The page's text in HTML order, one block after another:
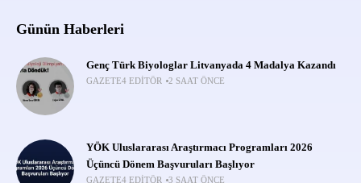
Günün Haberleri
Genç Türk Biyologlar Litvanyada 4 Madalya Kazandı
GAZETE4 EDITÖR 2 SAAT ÖNCE
YÖK Uluslararası Araştırmacı Programları 2026
Üçüncü Dönem Başvuruları Başlıyor
GAZETE4 EDITÖR 3 SAAT ÖNCE